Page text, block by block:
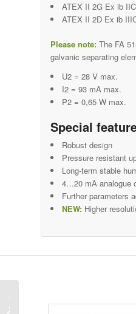
ATEX II 2G Ex ib
ATEX II 2D Ex ib
Please note: The FA
galvanic separating
U2 = 28 V max.
I2 = 93 mA max.
P2 = 0,65 W max.
Special
Robust design
Pressure resistant
Long-term stable
4…20 mA analogue
Further parameters
NEW: Higher